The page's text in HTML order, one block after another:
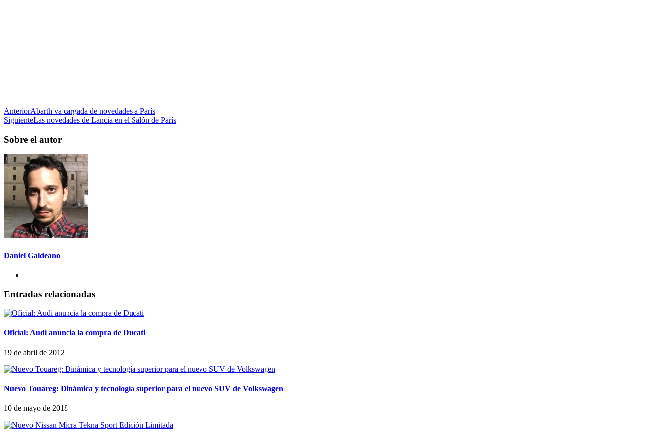
AnteriorAbarth va cargada de novedades a París
SiguienteLas novedades de Lancia en el Salón de París
Sobre el autor
Daniel Galdeano
Entradas relacionadas
Oficial: Audi anuncia la compra de Ducati
19 de abril de 2012
Nuevo Touareg: Dinámica y tecnología superior para el nuevo SUV de Volkswagen
10 de mayo de 2018